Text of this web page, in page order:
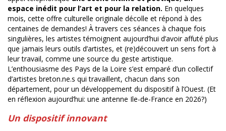
espace inédit pour l’art et pour la relation. En quelques
mois, cette offre culturelle originale décolle et répond à des
centaines de demandes! À travers ces séances à chaque fois
singulières, les artistes témoignent aujourd’hui d’avoir affuté plus
que jamais leurs outils d’artistes, et (re)découvert un sens fort à
leur travail, comme une source du geste artistique.
L’enthousiasme des Pays de la Loire s’est emparé d’un collectif
d’artistes breton.ne.s qui travaillent, chacun dans son
département, pour un développement du dispositif à l’Ouest. (Et
en réflexion aujourd’hui: une antenne Ile-de-France en 2026?)
Un dispositif innovant